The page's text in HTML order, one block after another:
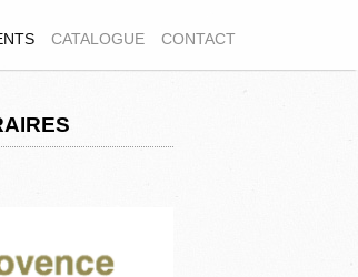
CATALOGUE CONTACT